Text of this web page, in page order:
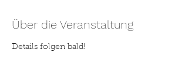
Über die Veranstaltung
Details folgen bald!